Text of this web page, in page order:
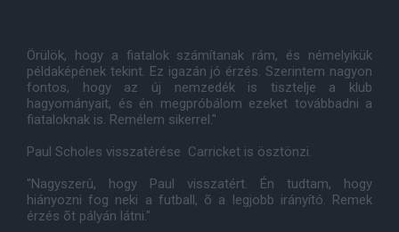
Örülök, hogy a fiatalok számítanak rám, és némelyikük
példaképének tekint. Ez igazán jó érzés. Szerintem nagyon
fontos, hogy az új nemzedék is tisztelje a klub
hagyományait, és én megpróbálom ezeket továbbadni a
fiataloknak is. Remélem sikerrel."
Paul Scholes visszatérése Carricket is ösztönzi.
"Nagyszerû, hogy Paul visszatért. Én tudtam, hogy
hiányozni fog neki a futball, õ a legjobb irányító. Remek
érzés õt pályán látni."